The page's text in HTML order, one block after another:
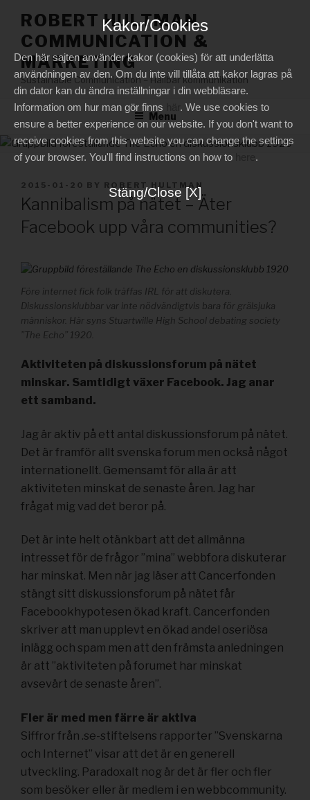
Kakor/Cookies
Den här sajten använder kakor (cookies) för att underlätta
användningen av den. Om du inte vill tillåta att kakor lagras på
din dator kan du ändra inställningar i din webbläsare.
Information om hur man gör finns
. We use cookies to
ensure a better experience on our website. If you don't want to
receive cookies from this website you can change the settings
of your browser. You'll find instructions on how to
.
Stäng/Close [X]
content
ROBERT HULTMAN
COMMUNICATION &
MARKETING
Sustainable Communication – Hållbar kommunikation
Menu
POSTED
ON
2015-01-20 BY ROBERT HULTMAN
Kannibalism på nätet – Äter
Facebook upp våra communities?
Före internet fick folk träffas IRL för att diskutera.
Diskussionsklubbar var inte nödvändigtvis bara för grälsjuka
människor. Här syns Stuartwille High School debating society
”The Echo” 1920.
Aktiviteten på diskussionsforum på nätet
minskar. Samtidigt växer Facebook. Jag anar
ett samband.
Jag är aktiv på ett antal diskussionsforum på nätet.
Det är framför allt svenska forum men också något
internationellt. Gemensamt för alla är att
aktiviteten minskat de senaste åren. Jag har
frågat mig vad det beror på.
Det är inte helt otänkbart att det allmänna
intresset för de frågor ”mina” webbfora diskuterar
har minskat. Men när jag läser att Cancerfonden
stängt sitt diskussionsforum på nätet får
Facebookhypotesen ökad kraft. Cancerfonden
skriver att man upplevt en ökad andel oseriösa
inlägg och spam men att den främsta anledningen
är att ”aktiviteten på forumet har minskat
avsevärt de senaste åren”.
Fler är med men färre är aktiva
Siffror från .se-stiftelsens rapporter ”Svenskarna
och Internet” visar att det är en generell
utveckling. Paradoxalt nog är det är fler och fler
som besöker eller är medlem i en webbcommunity.